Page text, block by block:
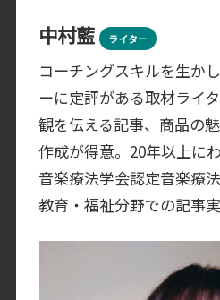
中村藍 ライター
コーチングスキルを生か
ーに定評がある取材ライ
観を伝える記事、商品の
作成が得意。20年以上に
音楽療法学会認定音楽療
教育・福祉分野での記事実